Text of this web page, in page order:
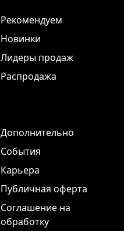
Рекомендуем
Новинки
Лидеры продаж
Распродажа
Дополнительно
События
Карьера
Публичная оферта
Соглашение на
обработку